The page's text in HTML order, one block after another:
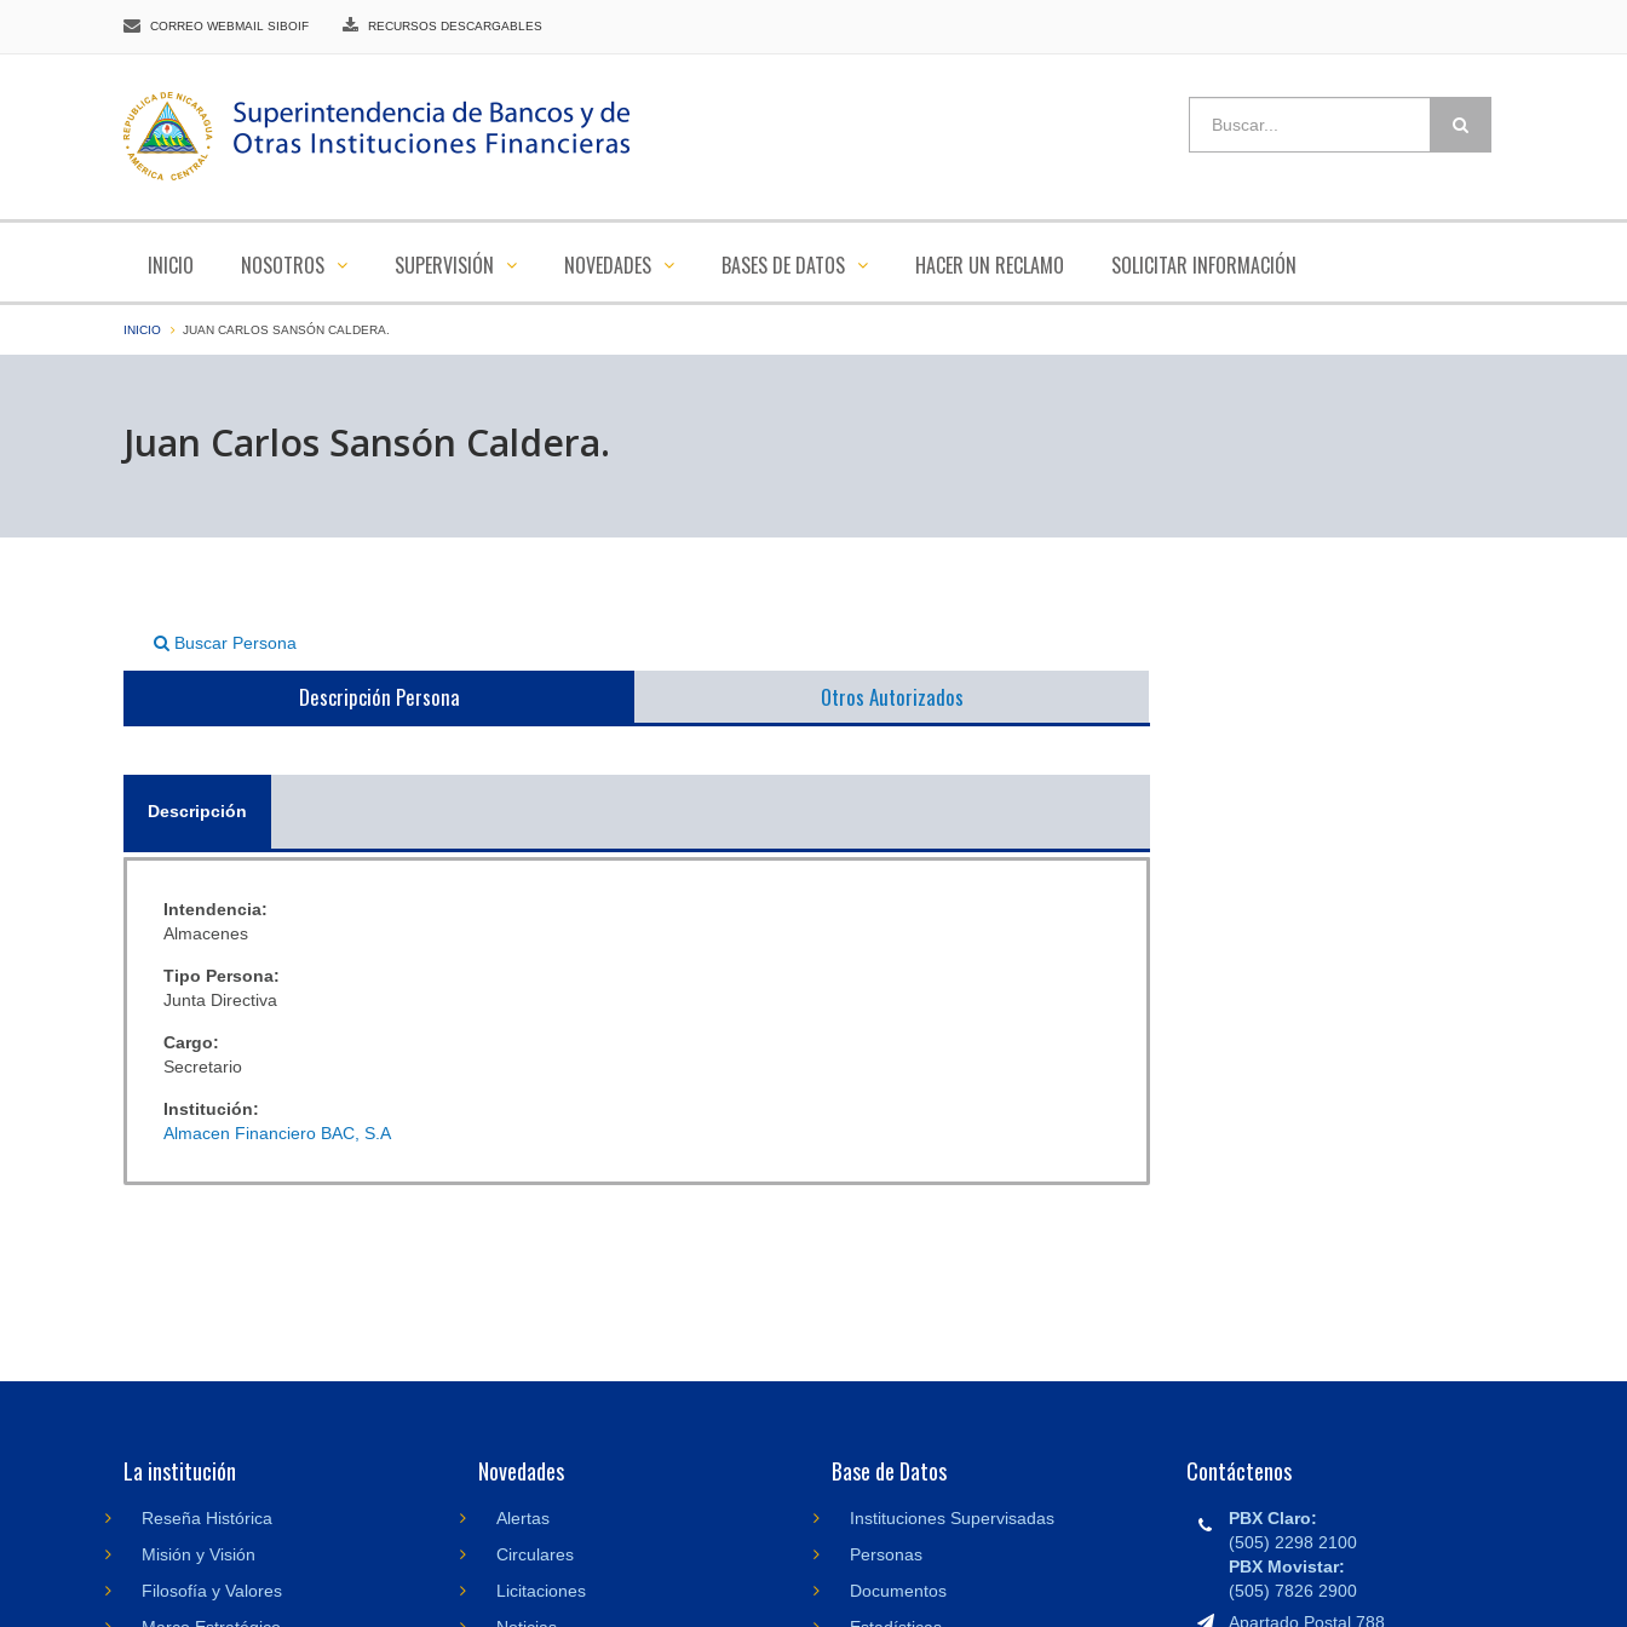
CORREO WEBMAIL SIBOIF RECURSOS DESCARGABLES
INICIO NOSOTROS SUPERVISIÓN NOVEDADES BASES DE DATOS HACER UN RECLAMO SOLICITAR INFORMACIÓN
INICIO JUAN CARLOS SANSÓN CALDERA.
Juan Carlos Sansón Caldera.
Buscar Persona
Descripción Persona Otros Autorizados
Descripción
Intendencia:
Almacenes
Tipo Persona:
Junta Directiva
Cargo:
Secretario
Institución:
Almacen Financiero BAC, S.A
La institución
Reseña Histórica
Misión y Visión
Filosofía y Valores
Novedades
Alertas
Circulares
Licitaciones
Base de Datos
Instituciones Supervisadas
Personas
Documentos
Contáctenos
PBX Claro:
(505) 2298 2100
PBX Movistar:
(505) 7826 2900
Apartado Postal 788